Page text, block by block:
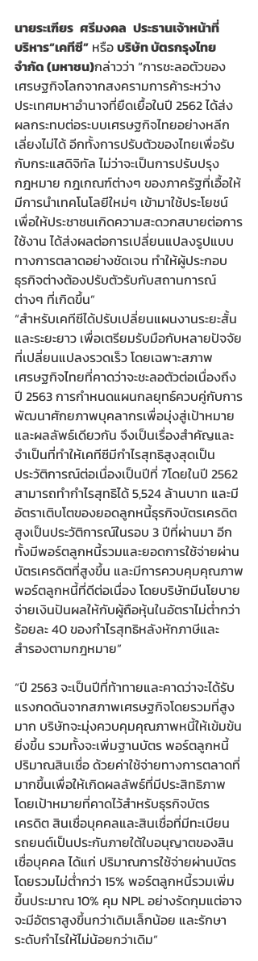
นายระเฑียร ศรีมงคล ประธานเจ้าหน้าที่
บริหาร“เคทีซี” หรือ บริษัท บัตรกรุงไทย
จำกัด (มหาชน)กล่าวว่า “การชะลอตัวของ
เศรษฐกิจโลกจากสงครามการค้าระหว่าง
ประเทศมหาอำนาจที่ยืดเยื้อในปี 2562 ได้ส่ง
ผลกระทบต่อระบบเศรษฐกิจไทยอย่างหลีก
เลี่ยงไม่ได้ อีกทั้งการปรับตัวของไทยเพื่อรับ
กับกระแสดิจิทัล ไม่ว่าจะเป็นการปรับปรุง
กฎหมาย กฎเกณฑ์ต่างๆ ของภาครัฐที่เอื้อให้
มีการนำเทคโนโลยีใหม่ๆ เข้ามาใช้ประโยชน์
เพื่อให้ประชาชนเกิดความสะดวกสบายต่อการ
ใช้งาน ได้ส่งผลต่อการเปลี่ยนแปลงรูปแบบ
ทางการตลาดอย่างชัดเจน ทำให้ผู้ประกอบ
ธุรกิจต่างต้องปรับตัวรับกับสถานการณ์
ต่างๆ ที่เกิดขึ้น”
“สำหรับเคทีซีได้ปรับเปลี่ยนแผนงานระยะสั้น
และระยะยาว เพื่อเตรียมรับมือกับหลายปัจจัย
ที่เปลี่ยนแปลงรวดเร็ว โดยเฉพาะสภาพ
เศรษฐกิจไทยที่คาดว่าจะชะลอตัวต่อเนื่องถึง
ปี 2563 การกำหนดแผนกลยุทธ์ควบคู่กับการ
พัฒนาศักยภาพบุคลากรเพื่อมุ่งสู่เป้าหมาย
และผลลัพธ์เดียวกัน จึงเป็นเรื่องสำคัญและ
จำเป็นที่ทำให้เคทีซีมีกำไรสุทธิสูงสุดเป็น
ประวัติการณ์ต่อเนื่องเป็นปีที่ 7โดยในปี 2562
สามารถทำกำไรสุทธิได้ 5,524 ล้านบาท และมี
อัตราเติบโตของยอดลูกหนี้ธุรกิจบัตรเครดิต
สูงเป็นประวัติการณ์ในรอบ 3 ปีที่ผ่านมา อีก
ทั้งมีพอร์ตลูกหนี้รวมและยอดการใช้จ่ายผ่าน
บัตรเครดิตที่สูงขึ้น และมีการควบคุมคุณภาพ
พอร์ตลูกหนี้ที่ดีต่อเนื่อง โดยบริษัทมีนโยบาย
จ่ายเงินปันผลให้กับผู้ถือหุ้นในอัตราไม่ต่ำกว่า
ร้อยละ 40 ของกำไรสุทธิหลังหักภาษีและ
สำรองตามกฎหมาย”
“ปี 2563 จะเป็นปีที่ท้าทายและคาดว่าจะได้รับ
แรงกดดันจากสภาพเศรษฐกิจโดยรวมที่สูง
มาก บริษัทจะมุ่งควบคุมคุณภาพหนี้ให้เข้มข้น
ยิ่งขึ้น รวมทั้งจะเพิ่มฐานบัตร พอร์ตลูกหนี้
ปริมาณสินเชื่อ ด้วยค่าใช้จ่ายทางการตลาดที่
มากขึ้นเพื่อให้เกิดผลลัพธ์ที่มีประสิทธิภาพ
โดยเป้าหมายที่คาดไว้สำหรับธุรกิจบัตร
เครดิต สินเชื่อบุคคลและสินเชื่อที่มีทะเบียน
รถยนต์เป็นประกันภายใต้ใบอนุญาตของสิน
เชื่อบุคคล ได้แก่ ปริมาณการใช้จ่ายผ่านบัตร
โดยรวมไม่ต่ำกว่า 15% พอร์ตลูกหนี้รวมเพิ่ม
ขึ้นประมาณ 10% คุม NPL อย่างรัดกุมแต่อาจ
จะมีอัตราสูงขึ้นกว่าเดิมเล็กน้อย และรักษา
ระดับกำไรให้ไม่น้อยกว่าเดิม”